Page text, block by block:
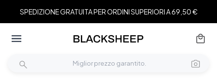
SPEDIZIONE GRATUITA PER ORDINI SUPERIORI A 69,50 €